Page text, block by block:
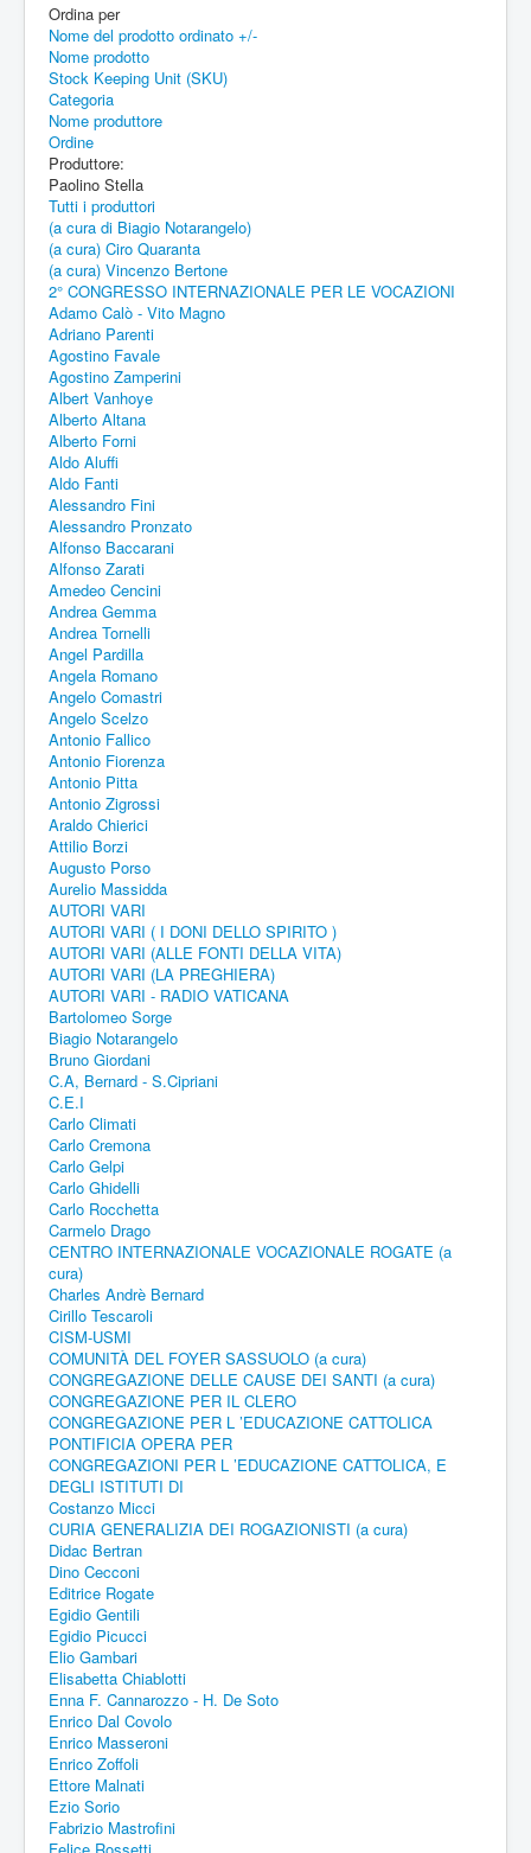
Ordina per
Nome del prodotto ordinato +/-
Nome prodotto
Stock Keeping Unit (SKU)
Categoria
Nome produttore
Ordine
Produttore:
Paolino Stella
Tutti i produttori
(a cura di Biagio Notarangelo)
(a cura) Ciro Quaranta
(a cura) Vincenzo Bertone
2° CONGRESSO INTERNAZIONALE PER LE VOCAZIONI
Adamo Calò - Vito Magno
Adriano Parenti
Agostino Favale
Agostino Zamperini
Albert Vanhoye
Alberto Altana
Alberto Forni
Aldo Aluffi
Aldo Fanti
Alessandro Fini
Alessandro Pronzato
Alfonso Baccarani
Alfonso Zarati
Amedeo Cencini
Andrea Gemma
Andrea Tornelli
Angel Pardilla
Angela Romano
Angelo Comastri
Angelo Scelzo
Antonio Fallico
Antonio Fiorenza
Antonio Pitta
Antonio Zigrossi
Araldo Chierici
Attilio Borzi
Augusto Porso
Aurelio Massidda
AUTORI VARI
AUTORI VARI ( I DONI DELLO SPIRITO )
AUTORI VARI (ALLE FONTI DELLA VITA)
AUTORI VARI (LA PREGHIERA)
AUTORI VARI - RADIO VATICANA
Bartolomeo Sorge
Biagio Notarangelo
Bruno Giordani
C.A, Bernard - S.Cipriani
C.E.I
Carlo Climati
Carlo Cremona
Carlo Gelpi
Carlo Ghidelli
Carlo Rocchetta
Carmelo Drago
CENTRO INTERNAZIONALE VOCAZIONALE ROGATE (a
cura)
Charles Andrè Bernard
Cirillo Tescaroli
CISM-USMI
COMUNITÀ DEL FOYER SASSUOLO (a cura)
CONGREGAZIONE DELLE CAUSE DEI SANTI (a cura)
CONGREGAZIONE PER IL CLERO
CONGREGAZIONE PER L ’EDUCAZIONE CATTOLICA
PONTIFICIA OPERA PER
CONGREGAZIONI PER L ’EDUCAZIONE CATTOLICA, E
DEGLI ISTITUTI DI
Costanzo Micci
CURIA GENERALIZIA DEI ROGAZIONISTI (a cura)
Didac Bertran
Dino Cecconi
Editrice Rogate
Egidio Gentili
Egidio Picucci
Elio Gambari
Elisabetta Chiablotti
Enna F. Cannarozzo - H. De Soto
Enrico Dal Covolo
Enrico Masseroni
Enrico Zoffoli
Ettore Malnati
Ezio Sorio
Fabrizio Mastrofini